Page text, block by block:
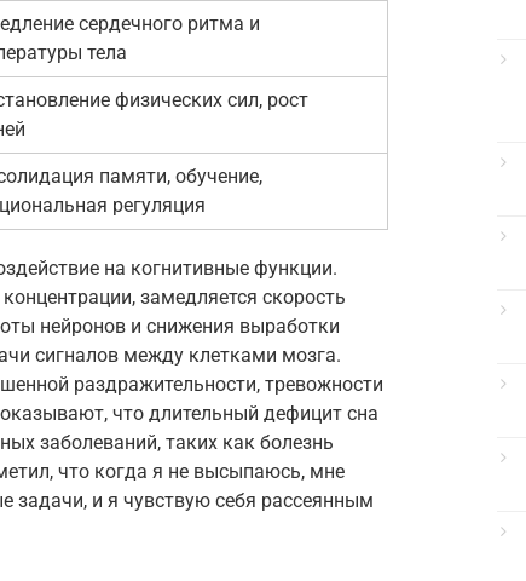
сердечного ритма и
тела
физических сил, рост
памяти, обучение,
регуляция
на когнитивные функции.
замедляется скорость
нейронов и снижения выработки
сигналов между клетками мозга.
раздражительности, тревожности
что длительный дефицит сна
заболеваний, таких как болезнь
что когда я не высыпаюсь, мне
задачи, и я чувствую себя рассеянным